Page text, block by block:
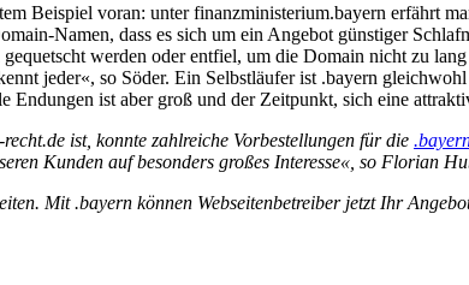
Beispiel voran: unter finanzministerium.bayern erfährt
Namen, dass es sich um ein Angebot günstiger
werden oder entfiel, um die Domain nicht zu
jeder«, so Söder. Ein Selbstläufer ist .bayern
ist aber groß und der Zeitpunkt, sich eine
ist, konnte zahlreiche Vorbestellungen für die
Kunden auf besonders großes Interesse«, so Florian
Mit .bayern können Webseitenbetreiber jetzt Ihr